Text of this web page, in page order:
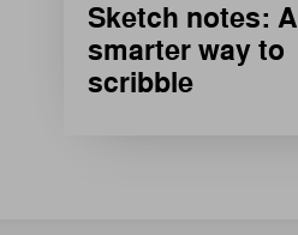
Sketch notes: A
smarter way to
scribble